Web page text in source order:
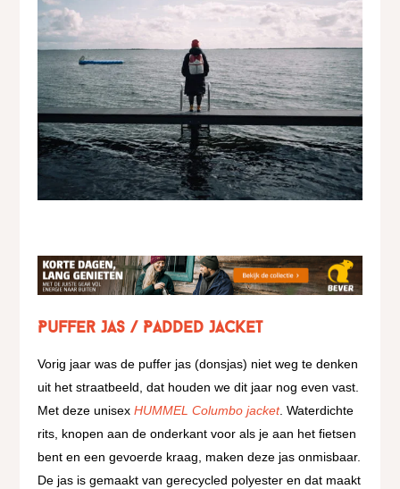
Puffer Jas / Padded Jacket
Vorig jaar was de puffer jas (donsjas) niet weg te denken
uit het straatbeeld, dat houden we dit jaar nog even vast.
Met deze unisexHUMMEL Columbo jacket. Waterdichte
rits, knopen aan de onderkant voor als je aan het fietsen
bent en een gevoerde kraag, maken deze jas onmisbaar.
De jas is gemaakt van gerecycled polyester en dat maakt